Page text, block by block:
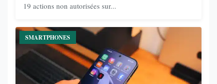
19 actions non autorisées sur...
SMARTPHONES